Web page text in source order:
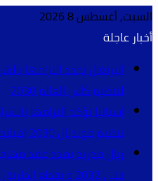
السبت, أغسطس 8 2026
أخبار عاجلة
البرتغال تجدد التزامها
لتنظيم كأس العالم 2030
إسبانيا تؤكد التزامها
تنظيم مونديال 2030 (ميلاجروس تولون)
ريال مدريد يمدد عقد
حتى 2032 و يقطع الطريق أمام أرسنال